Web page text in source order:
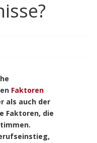
Faktoren
als auch der
Faktoren, die